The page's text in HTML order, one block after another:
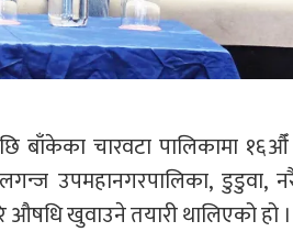
बाँकेका चारवटा पालिकामा
उपमहानगरपालिका, डुडुवा,
खुवाउने तयारी थालिएको हो ।